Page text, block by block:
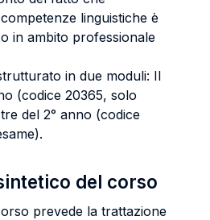
linguistiche è
in ambito professionale
in due moduli: II
(codice 20365, solo
del 2° anno (codice
del corso
prevede la trattazione